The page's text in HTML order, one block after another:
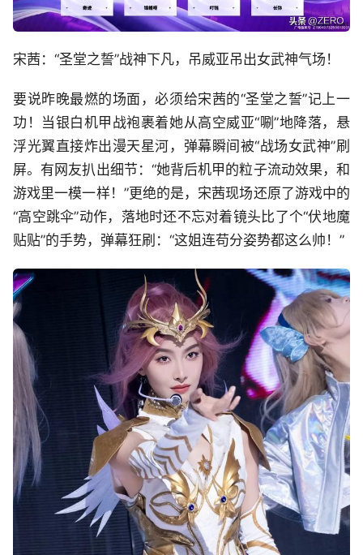
宋茜：“圣堂之誓”战神下凡，吊威亚吊出女武神气场！
要说昨晚最燃的场面，必须给宋茜的“圣堂之誓”记上一
功！当银白机甲战袍裹着她从高空威亚“唰”地降落，悬
浮光翼直接炸出漫天星河，弹幕瞬间被“战场女武神”刷
屏。有网友扒出细节：“她背后机甲的粒子流动效果，和
游戏里一模一样！”更绝的是，宋茜现场还原了游戏中的
“高空跳伞”动作，落地时还不忘对着镜头比了个“伏地魔
贴贴”的手势，弹幕狂刷：“这姐连苟分姿势都这么帅！”